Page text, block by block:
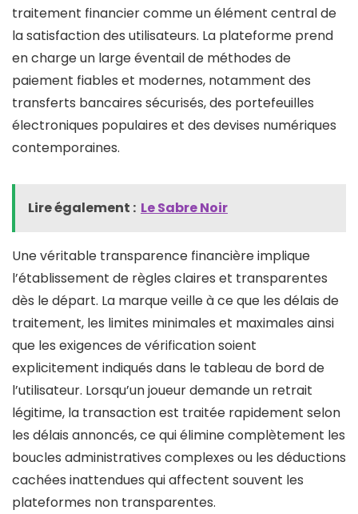
traitement financier comme un élément central de
la satisfaction des utilisateurs. La plateforme prend
en charge un large éventail de méthodes de
paiement fiables et modernes, notamment des
transferts bancaires sécurisés, des portefeuilles
électroniques populaires et des devises numériques
contemporaines.
Lire également : Le Sabre Noir
Une véritable transparence financière implique
l’établissement de règles claires et transparentes
dès le départ. La marque veille à ce que les délais de
traitement, les limites minimales et maximales ainsi
que les exigences de vérification soient
explicitement indiqués dans le tableau de bord de
l’utilisateur. Lorsqu’un joueur demande un retrait
légitime, la transaction est traitée rapidement selon
les délais annoncés, ce qui élimine complètement les
boucles administratives complexes ou les déductions
cachées inattendues qui affectent souvent les
plateformes non transparentes.